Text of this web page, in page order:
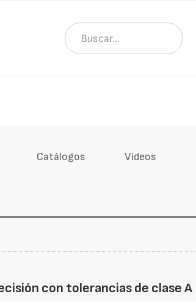
Catálogos Vídeos
con tolerancias de clase A